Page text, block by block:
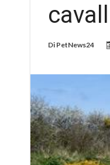
Di PetNews24